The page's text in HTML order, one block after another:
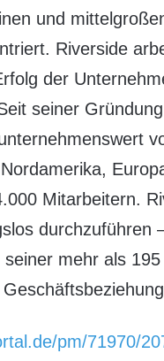
und
Riverside
der
seiner
Mitarbeitern.
durchzuführen
mehr als
pm/71970/